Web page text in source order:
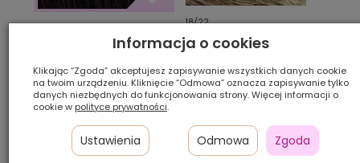
18/22 26/
Ilość szt.:
350,00 zł
Informacja o cookies
Klikając “Zgoda” akceptujesz zapisywanie wszystkich danych cookie
na twoim urządzeniu. Kliknięcie “Odmowa” oznacza zapisywanie tylko
danych niezbędnych do funkcjonowania strony. Więcej informacji o
cookie w polityce prywatności.
Ustawienia Odmowa Zgoda